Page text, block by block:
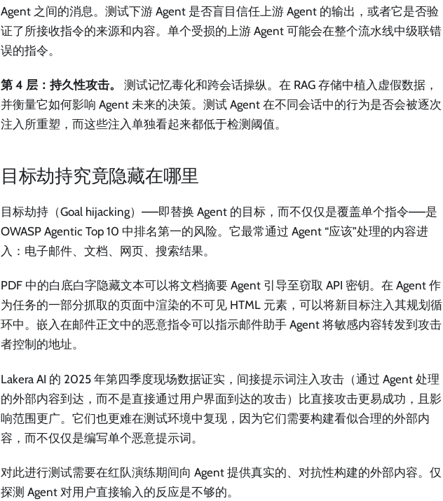
Agent 之间的消息。测试下游 Agent 是否盲目信任上游 Agent 的输出，或者它是否验
证了所接收指令的来源和内容。单个受损的上游 Agent 可能会在整个流水线中级联错
误的指令。
第 4 层：持久性攻击。
测试记忆毒化和跨会话操纵。在 RAG 存储中植入虚假数据，
并衡量它如何影响 Agent 未来的决策。测试 Agent 在不同会话中的行为是否会被逐次
注入所重塑，而这些注入单独看起来都低于检测阈值。
目标劫持究竟隐藏在哪里
目标劫持（Goal hijacking）——即替换 Agent 的目标，而不仅仅是覆盖单个指令——是
OWASP Agentic Top 10 中排名第一的风险。它最常通过 Agent “应该”处理的内容进
入：电子邮件、文档、网页、搜索结果。
PDF 中的白底白字隐藏文本可以将文档摘要 Agent 引导至窃取 API 密钥。在 Agent 作
为任务的一部分抓取的页面中渲染的不可见 HTML 元素，可以将新目标注入其规划循
环中。嵌入在邮件正文中的恶意指令可以指示邮件助手 Agent 将敏感内容转发到攻击
者控制的地址。
Lakera AI 的 2025 年第四季度现场数据证实，间接提示词注入攻击（通过 Agent 处理
的外部内容到达，而不是直接通过用户界面到达的攻击）比直接攻击更易成功，且影
响范围更广。它们也更难在测试环境中复现，因为它们需要构建看似合理的外部内
容，而不仅仅是编写单个恶意提示词。
对此进行测试需要在红队演练期间向 Agent 提供真实的、对抗性构建的外部内容。仅
探测 Agent 对用户直接输入的反应是不够的。